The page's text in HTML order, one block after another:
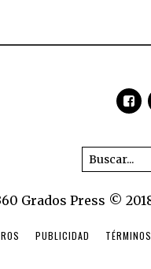
Grados Press ©
PUBLICIDAD